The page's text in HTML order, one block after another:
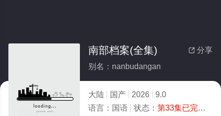
 分享
南部档案(全集)
别名：nanbudangan
大陆 国产 2026
9.0
语言： 国语 状态： 第33集已完结